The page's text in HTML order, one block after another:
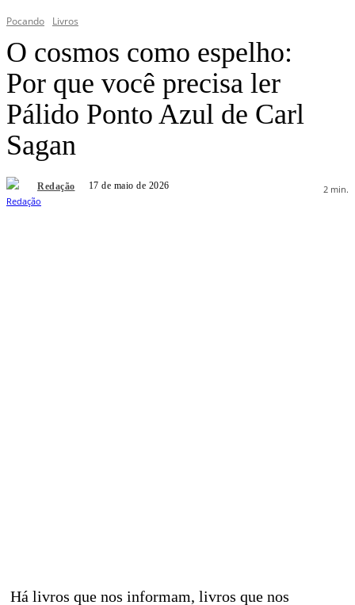
Pocando Livros
O cosmos como espelho:
Por que você precisa ler
Pálido Ponto Azul de Carl
Sagan
Redação 17 de maio de 2026 2 min.
Há livros que nos informam, livros que nos